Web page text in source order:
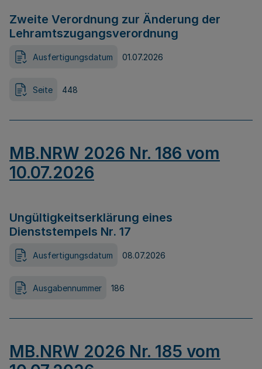
Zweite Verordnung zur Änderung der
Lehramtszugangsverordnung
Ausfertigungsdatum 01.07.2026
Seite 448
MB.NRW 2026 Nr. 186 vom
10.07.2026
Ungültigkeitserklärung eines
Dienststempels Nr. 17
Ausfertigungsdatum 08.07.2026
Ausgabennummer 186
MB.NRW 2026 Nr. 185 vom